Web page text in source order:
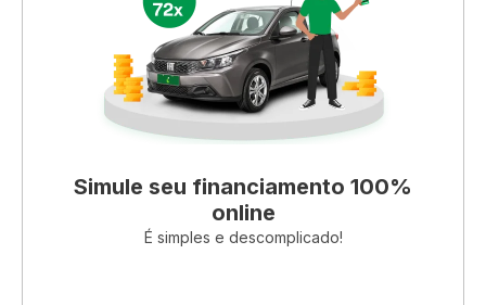
Simule seu financiamento 100%
online
É simples e descomplicado!